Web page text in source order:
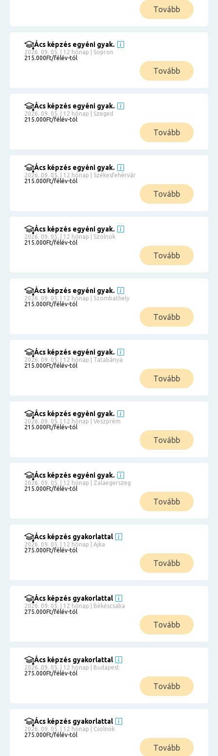
Tovább
Ács képzés egyéni gyak.
2026. 09. 05. | 12 hónap | Sopron
215.000Ft/félév-tól
Tovább
Ács képzés egyéni gyak.
2026. 09. 05. | 12 hónap | Szeged
215.000Ft/félév-tól
Tovább
Ács képzés egyéni gyak.
2026. 09. 05. | 12 hónap | Székesfehérvár
215.000Ft/félév-tól
Tovább
Ács képzés egyéni gyak.
2026. 09. 05. | 12 hónap | Szolnok
215.000Ft/félév-tól
Tovább
Ács képzés egyéni gyak.
2026. 09. 05. | 12 hónap | Szombathely
215.000Ft/félév-tól
Tovább
Ács képzés egyéni gyak.
2026. 09. 05. | 12 hónap | Tatabánya
215.000Ft/félév-tól
Tovább
Ács képzés egyéni gyak.
2026. 09. 05. | 12 hónap | Veszprém
215.000Ft/félév-tól
Tovább
Ács képzés egyéni gyak.
2026. 09. 05. | 12 hónap | Zalaegerszeg
215.000Ft/félév-tól
Tovább
Ács képzés gyakorlattal
2026. 09. 05. | 12 hónap | Ajka
275.000Ft/félév-tól
Tovább
Ács képzés gyakorlattal
2026. 09. 05. | 12 hónap | Békéscsaba
275.000Ft/félév-tól
Tovább
Ács képzés gyakorlattal
2026. 09. 05. | 12 hónap | Budapest
275.000Ft/félév-tól
Tovább
Ács képzés gyakorlattal
2026. 09. 05. | 12 hónap | Csolnok
275.000Ft/félév-tól
Tovább